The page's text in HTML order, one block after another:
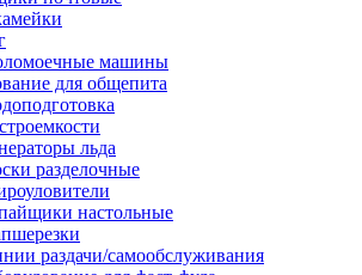
машины
для общепита
льда
разделочные
настольные
раздачи/самообслуживания